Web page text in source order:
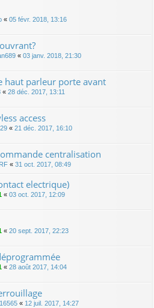
« 05 févr. 2018, 13:16
« 03 janv. 2018, 21:30
haut parleur porte avant
« 28 déc. 2017, 13:11
access
« 21 déc. 2017, 16:10
centralisation
« 31 oct. 2017, 08:49
electrique)
« 03 oct. 2017, 12:09
« 20 sept. 2017, 22:23
« 28 août 2017, 14:04
« 12 juil. 2017, 14:27